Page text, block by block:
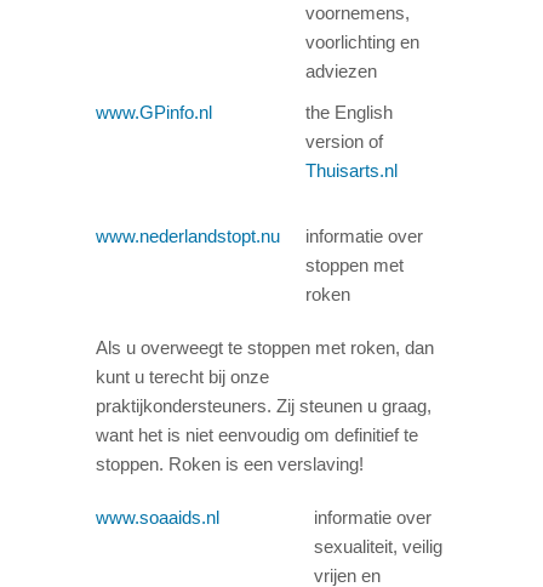
voornemens,
voorlichting en
adviezen
www.GPinfo.nl
the English
version of
Thuisarts.nl
www.nederlandstopt.nu
informatie over
stoppen met
roken
Als u overweegt te stoppen met roken, dan
kunt u terecht bij onze
praktijkondersteuners. Zij steunen u graag,
want het is niet eenvoudig om definitief te
stoppen. Roken is een verslaving!
www.soaaids.nl
informatie over
sexualiteit, veilig
vrijen en